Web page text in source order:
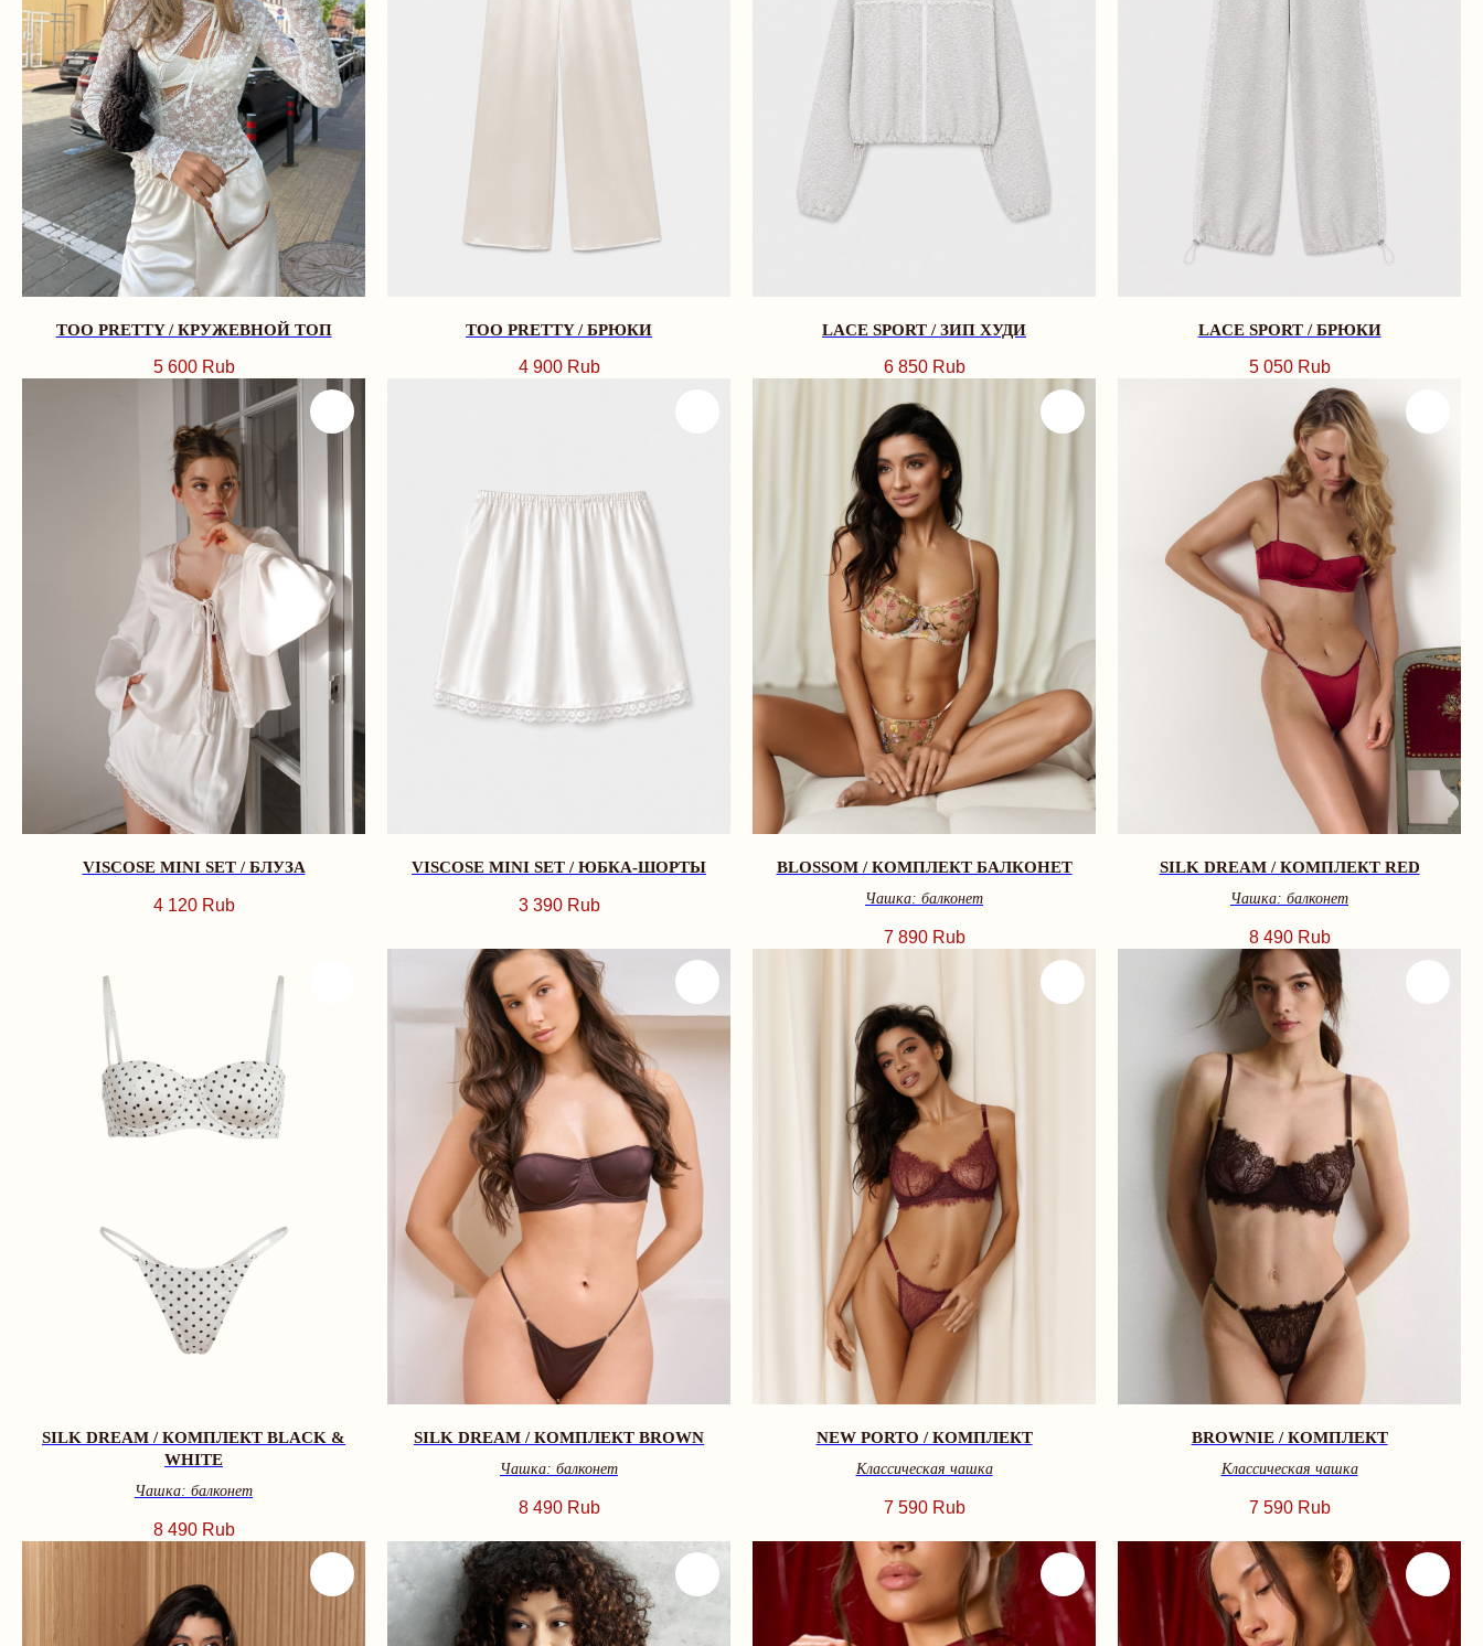
TOO PRETTY / КРУЖЕВНОЙ ТОП
5 600 Rub
TOO PRETTY / БРЮКИ
4 900 Rub
LACE SPORT / ЗИП ХУДИ
6 850 Rub
LACE SPORT / БРЮКИ
5 050 Rub
VISCOSE MINI SET / БЛУЗА
4 120 Rub
VISCOSE MINI SET / ЮБКА-ШОРТЫ
3 390 Rub
BLOSSOM / КОМПЛЕКТ БАЛКОНЕТ
Чашка: балконет
7 890 Rub
SILK DREAM / КОМПЛЕКТ RED
Чашка: балконет
8 490 Rub
SILK DREAM / КОМПЛЕКТ BLACK &
WHITE
Чашка: балконет
8 490 Rub
SILK DREAM / КОМПЛЕКТ BROWN
Чашка: балконет
8 490 Rub
NEW PORTO / КОМПЛЕКТ
Классическая чашка
7 590 Rub
BROWNIE / КОМПЛЕКТ
Классическая чашка
7 590 Rub